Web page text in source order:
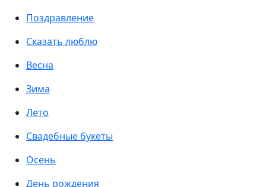
Поздравление
Сказать люблю
Весна
Зима
Лето
Свадебные букеты
Осень
День рождения